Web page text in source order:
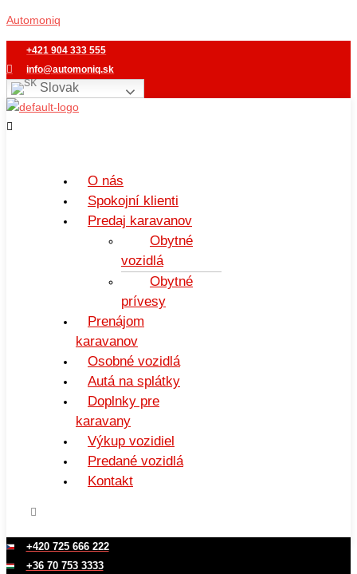
na
obsah
Automoniq
+421 904 333 555
info@automoniq.sk
Slovak
O nás
Spokojní klienti
Predaj karavanov
Obytné
vozidlá
Obytné
prívesy
Prenájom
karavanov
Osobné vozidlá
Autá na splátky
Doplnky pre
karavany
Výkup vozidiel
Predané vozidlá
Kontakt
+420 725 666 222
+36 70 753 3333
Menu